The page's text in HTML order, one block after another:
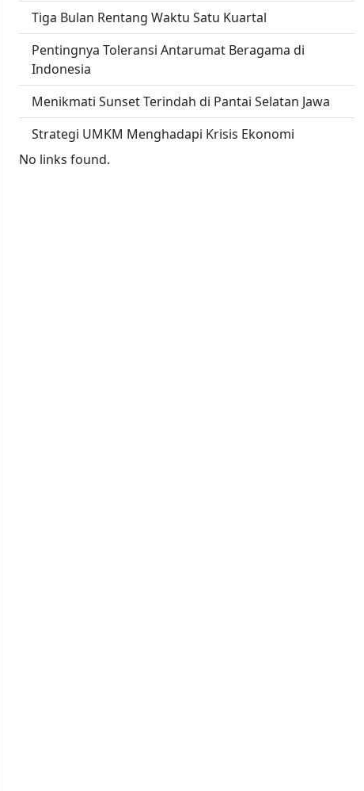
Tiga Bulan Rentang Waktu Satu Kuartal
Pentingnya Toleransi Antarumat Beragama di
Indonesia
Menikmati Sunset Terindah di Pantai Selatan Jawa
Strategi UMKM Menghadapi Krisis Ekonomi
No links found.